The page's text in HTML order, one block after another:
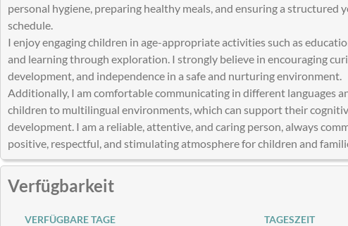
personal hygiene, preparing healthy meals, and ensuring a structured
schedule.
I enjoy engaging children in age-appropriate activities such as
and learning through exploration. I strongly believe in encouraging
development, and independence in a safe and nurturing environment.
Additionally, I am comfortable communicating in different languages
children to multilingual environments, which can support their
development. I am a reliable, attentive, and caring person, always
positive, respectful, and stimulating atmosphere for children and
Verfügbarkeit
VERFÜGBARE TAGE TAGESZEIT